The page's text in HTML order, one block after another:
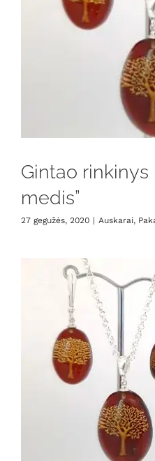
Gintao rinkinys
medis”
27 gegužės, 2020 | Auskarai,